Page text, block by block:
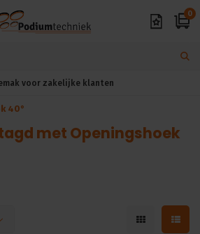
0
voor zakelijke klanten
40°
met Openingshoek